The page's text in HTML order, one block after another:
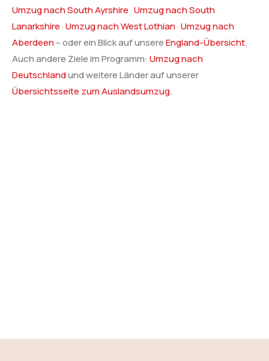
Umzug nach South Ayrshire ·Umzug nach South
Lanarkshire ·Umzug nach West Lothian·Umzug nach
Aberdeen– oder ein Blick auf unsereEngland-Übersicht.
Auch andere Ziele im Programm: Umzug nach
Deutschlandund weitere Länder auf unserer
Übersichtsseite zum Auslandsumzug.